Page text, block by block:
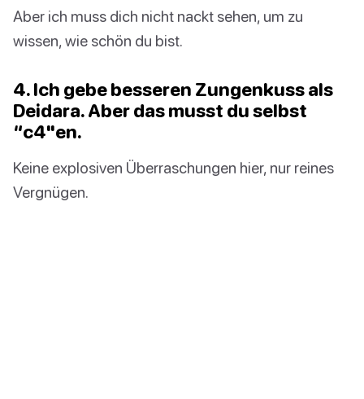
Aber ich muss dich nicht nackt sehen, um zu
wissen, wie schön du bist.
4. Ich gebe besseren Zungenkuss als
Deidara. Aber das musst du selbst
“c4"en.
Keine explosiven Überraschungen hier, nur reines
Vergnügen.